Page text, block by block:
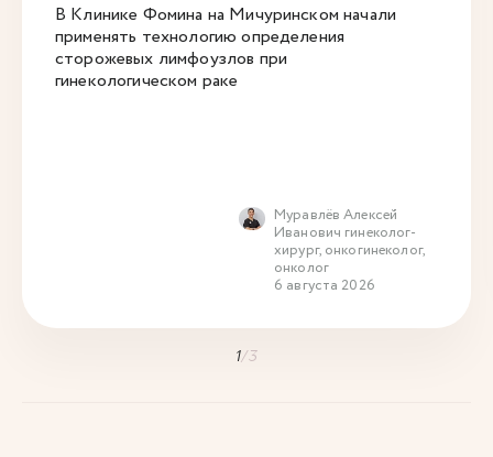
В Клинике Фомина на Мичуринском начали
применять технологию определения
сторожевых лимфоузлов при
гинекологическом раке
Муравлёв Алексей
Иванович гинеколог-
хирург, онкогинеколог,
онколог
6 августа 2026
1/3